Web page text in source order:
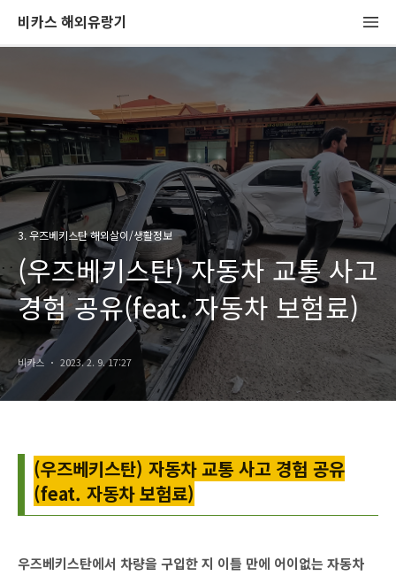
비카스 해외유랑기
3. 우즈베키스탄 해외살이/생활정보
(우즈베키스탄) 자동차 교통 사고
경험 공유(feat. 자동차 보험료)
비카스 2023. 2. 9. 17:27
(우즈베키스탄) 자동차 교통 사고 경험 공유
(feat. 자동차 보험료)
우즈베키스탄에서 차량을 구입한 지 이틀 만에 어이없는 자동차